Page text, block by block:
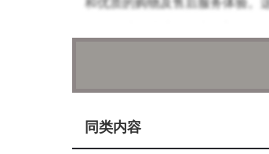
和优质的购物及售后服务体验。
同类内容